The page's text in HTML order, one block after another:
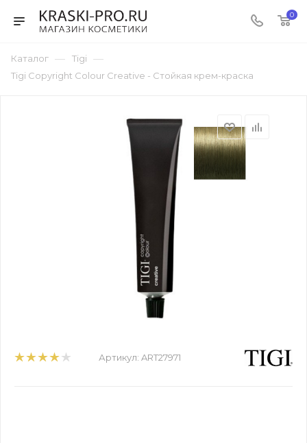
0
Каталог — Tigi —
Tigi Copyright Colour Creative - Стойкая крем-краска
Артикул: ART27971